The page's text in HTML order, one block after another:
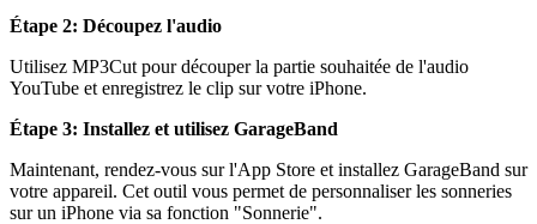
Étape 2: Découpez l'audio
Utilisez MP3Cut pour découper la partie souhaitée de l'audio
YouTube et enregistrez le clip sur votre iPhone.
Étape 3: Installez et utilisez GarageBand
Maintenant, rendez-vous sur l'App Store et installez GarageBand sur
votre appareil. Cet outil vous permet de personnaliser les sonneries
sur un iPhone via sa fonction "Sonnerie".